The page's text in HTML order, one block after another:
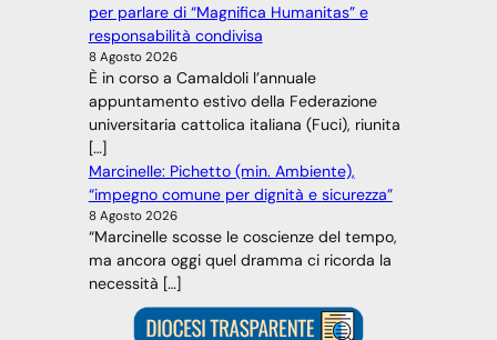
per parlare di “Magnifica Humanitas” e
responsabilità condivisa
8 Agosto 2026
È in corso a Camaldoli l’annuale
appuntamento estivo della Federazione
universitaria cattolica italiana (Fuci), riunita
[…]
Marcinelle: Pichetto (min. Ambiente),
“impegno comune per dignità e sicurezza”
8 Agosto 2026
“Marcinelle scosse le coscienze del tempo,
ma ancora oggi quel dramma ci ricorda la
necessità […]